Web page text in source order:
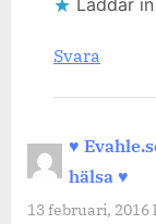
Svara
♥
hälsa ♥
13 februari, 2016